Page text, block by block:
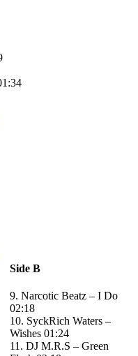
Side B
9. Narcotic Beatz – I Do
02:18
10. SyckRich Waters –
Wishes 01:24
11. DJ M.R.S – Green